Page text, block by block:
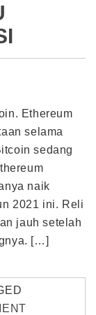
Ethereum
selama
sedang
naik
2021 ini. Reli
jauh setelah
[…]